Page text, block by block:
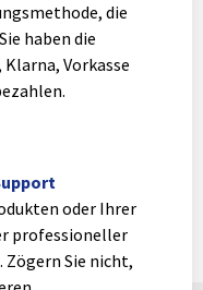
die
haben die
Vorkasse
oder Ihrer
professioneller
Zögern Sie nicht,